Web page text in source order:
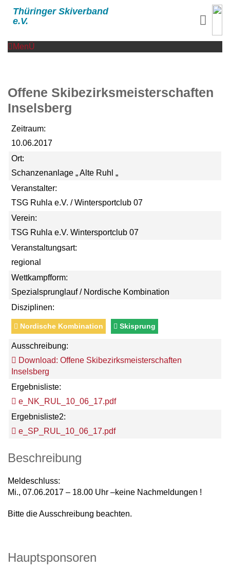
Thüringer Skiverband
e.V.
MenÜ
Offene Skibezirksmeisterschaften
Inselsberg
Zeitraum:
10.06.2017
Ort:
Schanzenanlage „ Alte Ruhl „
Veranstalter:
TSG Ruhla e.V. / Wintersportclub 07
Verein:
TSG Ruhla e.V. Wintersportclub 07
Veranstaltungsart:
regional
Wettkampfform:
Spezialsprunglauf / Nordische Kombination
Disziplinen:
Nordische Kombination Skisprung
Ausschreibung:
Download: Offene Skibezirksmeisterschaften
Inselsberg
Ergebnisliste:
e_NK_RUL_10_06_17.pdf
Ergebnisliste2:
e_SP_RUL_10_06_17.pdf
Beschreibung
Meldeschluss:
Mi., 07.06.2017 – 18.00 Uhr –keine Nachmeldungen !
Bitte die Ausschreibung beachten.
Hauptsponsoren